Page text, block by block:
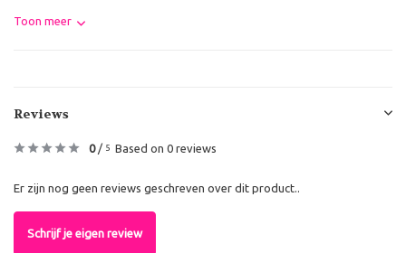
Toon meer
Reviews
0/ 5 Based on 0 reviews
Er zijn nog geen reviews geschreven over dit product..
Schrijf je eigen review